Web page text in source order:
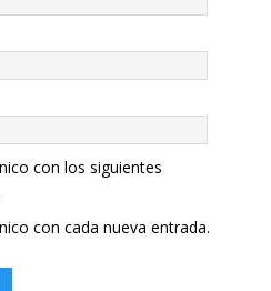
con los siguientes
con cada nueva entrada.